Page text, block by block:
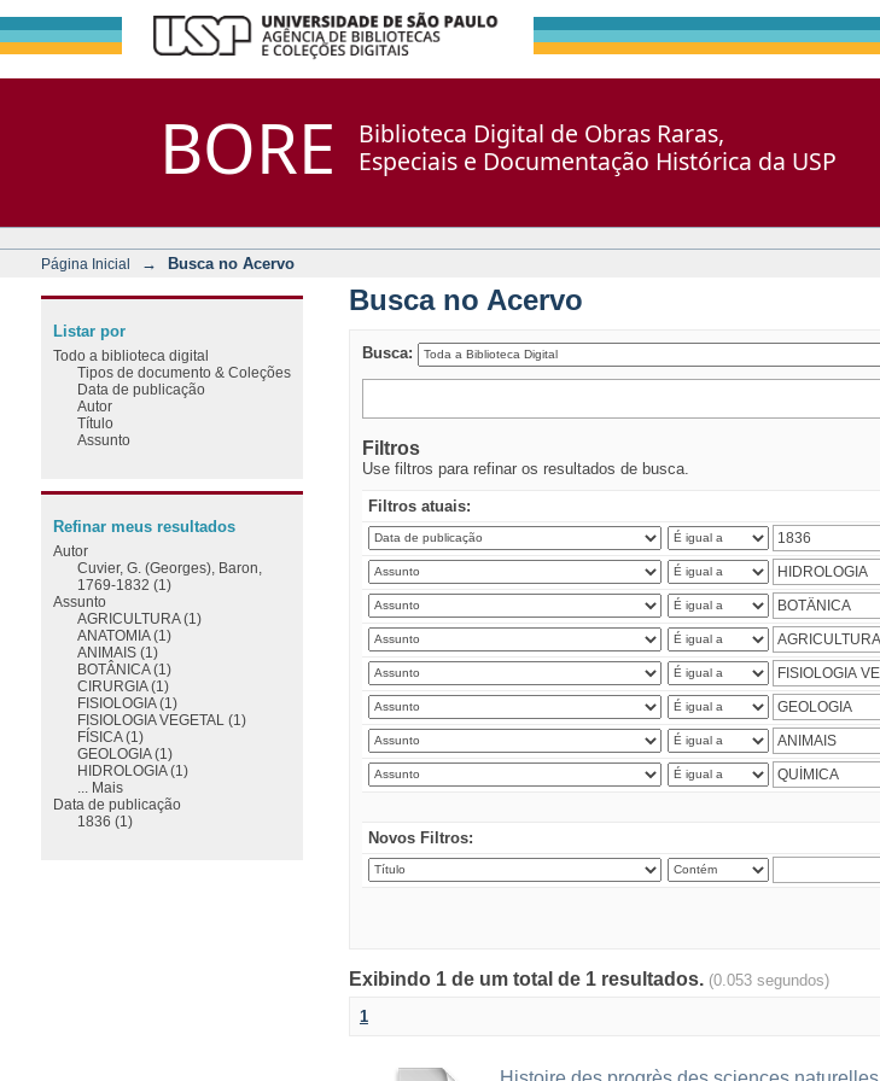
BORE
Biblioteca Digital de Obras Raras,
Especiais e Documentação Histórica da USP
Página Inicial → Busca no Acervo
Busca no Acervo
Busca:
Filtros
Use filtros para refinar os resultados de busca.
Filtros atuais:
Novos Filtros:
Exibindo 1 de um total de 1 resultados. (0.053 segundos)
1
Listar por
Todo a biblioteca digital
Tipos de documento & Coleções
Data de publicação
Autor
Título
Assunto
Refinar meus resultados
Autor
Cuvier, G. (Georges), Baron,
1769-1832 (1)
Assunto
AGRICULTURA (1)
ANATOMIA (1)
ANIMAIS (1)
BOTÂNICA (1)
CIRURGIA (1)
FISIOLOGIA (1)
FISIOLOGIA VEGETAL (1)
FÍSICA (1)
GEOLOGIA (1)
HIDROLOGIA (1)
... Mais
Data de publicação
1836 (1)